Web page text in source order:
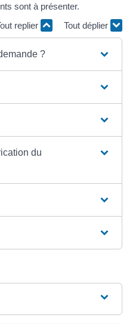
sont à présenter.
replier
Tout déplier
?
du